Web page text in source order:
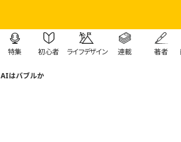
特集 初心者 ライフデザイン 連載 著者
AIはバブルか